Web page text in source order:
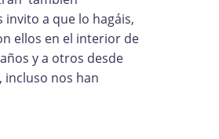
a que lo hagáis,
ellos en el interior de
y a otros desde
incluso nos han